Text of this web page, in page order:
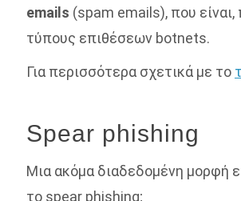
emails (spam emails), που
τύπους επιθέσεων botnets.
Για περισσότερα σχετικά με το
Spear phishing
Μια ακόμα διαδεδομένη μορφή
το spear phishing;